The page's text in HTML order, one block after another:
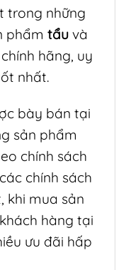
trong những
phẩm tẩu và
hãng, uy
nhất.
bày bán tại
sản phẩm
chính sách
chính sách
khi mua sản
hàng tại
ưu đãi hấp